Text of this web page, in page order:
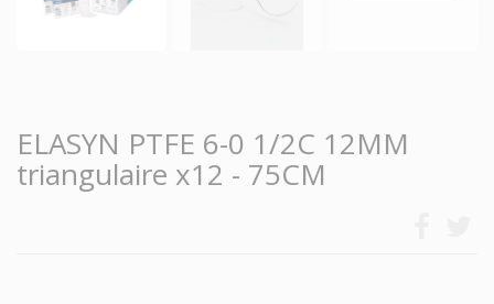
ELASYN PTFE 6-0 1/2C 12MM
triangulaire x12 - 75CM